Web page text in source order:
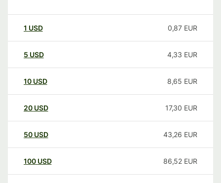
1 USD 0,87 EUR
5 USD 4,33 EUR
10 USD 8,65 EUR
20 USD 17,30 EUR
50 USD 43,26 EUR
100 USD 86,52 EUR